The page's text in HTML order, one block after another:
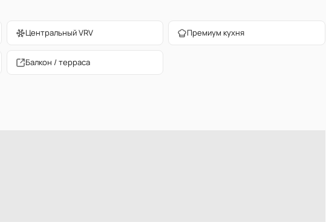
Центральный VRV Премиум кухня
Балкон / терраса